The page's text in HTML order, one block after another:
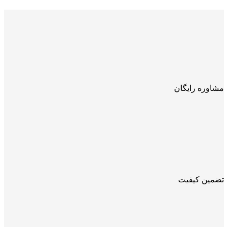
مشاوره رایگان
تضمین کیفیت